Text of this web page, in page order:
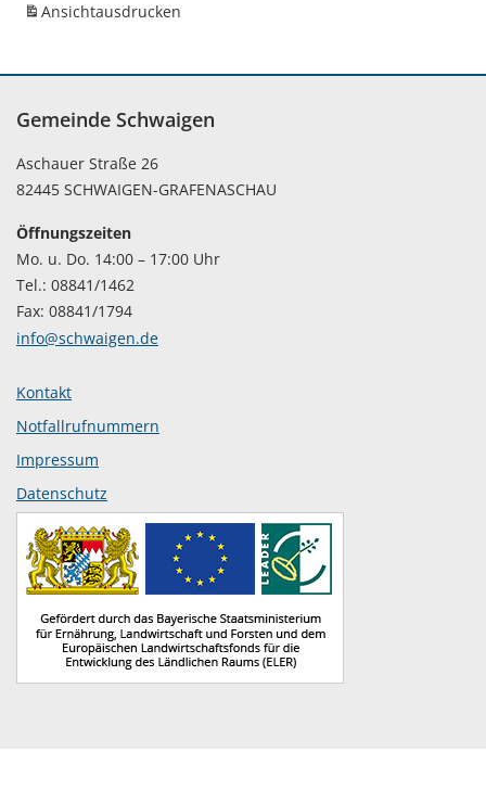
Ansichtausdrucken
Gemeinde Schwaigen
Aschauer Straße 26
82445 SCHWAIGEN-GRAFENASCHAU
Öffnungszeiten
Mo. u. Do. 14:00 – 17:00 Uhr
Tel.: 08841/1462
Fax: 08841/1794
info@schwaigen.de
Kontakt
Notfallrufnummern
Impressum
Datenschutz